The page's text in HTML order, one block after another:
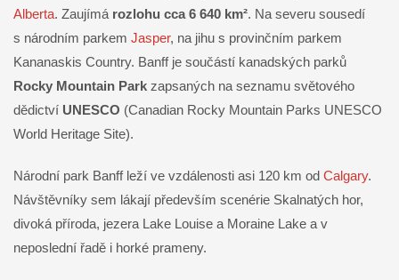
Alberta. Zaujímá rozlohu cca 6 640 km². Na severu sousedí
s národním parkem Jasper, na jihu s provinčním parkem
Kananaskis Country. Banff je součástí kanadských parků
Rocky Mountain Park zapsaných na seznamu světového
dědictví UNESCO (Canadian Rocky Mountain Parks UNESCO
World Heritage Site).
Národní park Banff leží ve vzdálenosti asi 120 km od Calgary.
Návštěvníky sem lákají především scenérie Skalnatých hor,
divoká příroda, jezera Lake Louise a Moraine Lake a v
neposlední řadě i horké prameny.